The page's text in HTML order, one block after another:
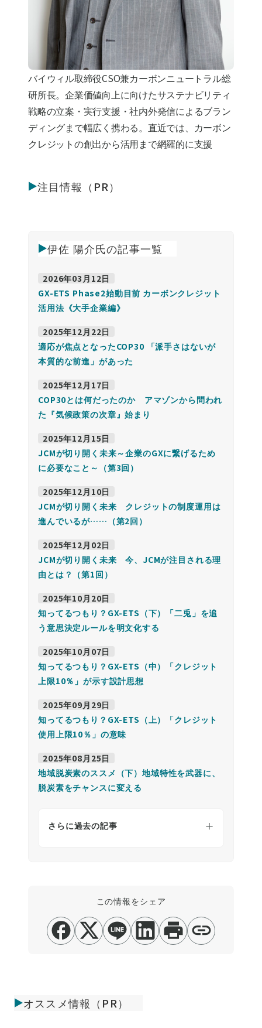
バイウィル取締役CSO兼カーボンニュートラル総
研所長。企業価値向上に向けたサステナビリティ
戦略の立案・実行支援・社内外発信によるブラン
ディングまで幅広く携わる。直近では、カーボン
クレジットの創出から活用まで網羅的に支援
注目情報（PR）
伊佐 陽介氏の記事一覧
2026年03月12日
GX-ETS Phase2始動目前 カーボンクレジット
活用法《大手企業編》
2025年12月22日
適応が焦点となったCOP30 「派手さはないが
本質的な前進」があった
2025年12月17日
COP30とは何だったのか アマゾンから問われ
た『気候政策の次章』始まり
2025年12月15日
JCMが切り開く未来～企業のGXに繋げるため
に必要なこと～（第3回）
2025年12月10日
JCMが切り開く未来 クレジットの制度運用は
進んでいるが……（第2回）
2025年12月02日
JCMが切り開く未来 今、JCMが注目される理
由とは？（第1回）
2025年10月20日
知ってるつもり？GX-ETS（下）「二兎」を追
う意思決定ルールを明文化する
2025年10月07日
知ってるつもり？GX-ETS（中）「クレジット
上限10％」が示す設計思想
2025年09月29日
知ってるつもり？GX-ETS（上）「クレジット
使用上限10％」の意味
2025年08月25日
地域脱炭素のススメ（下）地域特性を武器に、
脱炭素をチャンスに変える
さらに過去の記事
この情報をシェア
オススメ情報（PR）